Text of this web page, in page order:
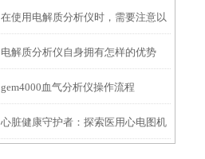
在使用电解质分析仪时，需要注意以
下几个重要的事项
电解质分析仪自身拥有怎样的优势
呢？
gem4000血气分析仪操作流程
心脏健康守护者：探索医用心电图机